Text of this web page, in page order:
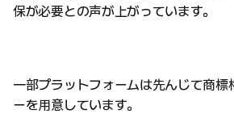
保が必要との声が上がっています。
一部プラットフォームは先んじて商標
ーを用意しています。